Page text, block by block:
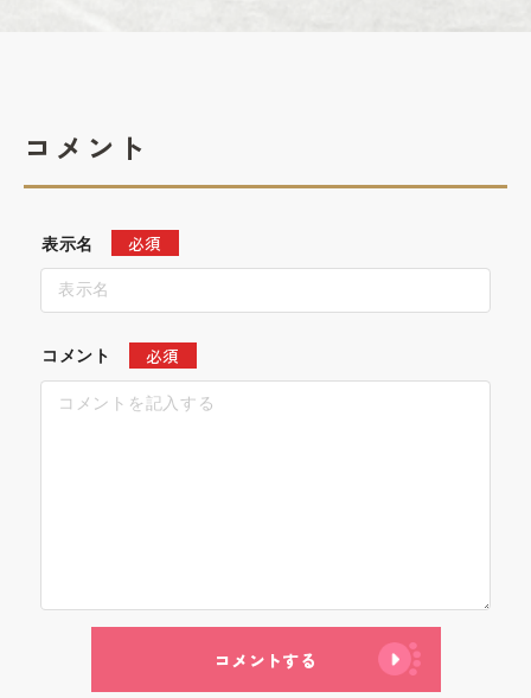
コメント
表示名 必須
コメント 必須
コメントする